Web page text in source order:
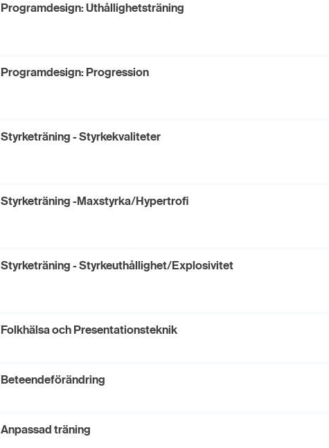
Programdesign: Uthållighetsträning
Programdesign: Progression
Styrketräning - Styrkekvaliteter
Styrketräning -Maxstyrka/Hypertrofi
Styrketräning - Styrkeuthållighet/Explosivitet
Folkhälsa och Presentationsteknik
Beteendeförändring
Anpassad träning
MISSA INTE
LIVE2026
HYBRIDTRÄNING & HYPERTROFI